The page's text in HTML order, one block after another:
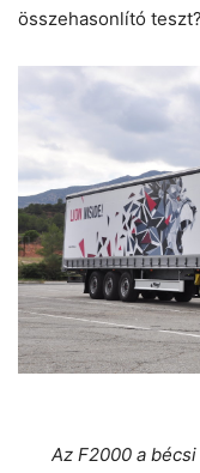
összehasonlító teszt?
Az F2000 a